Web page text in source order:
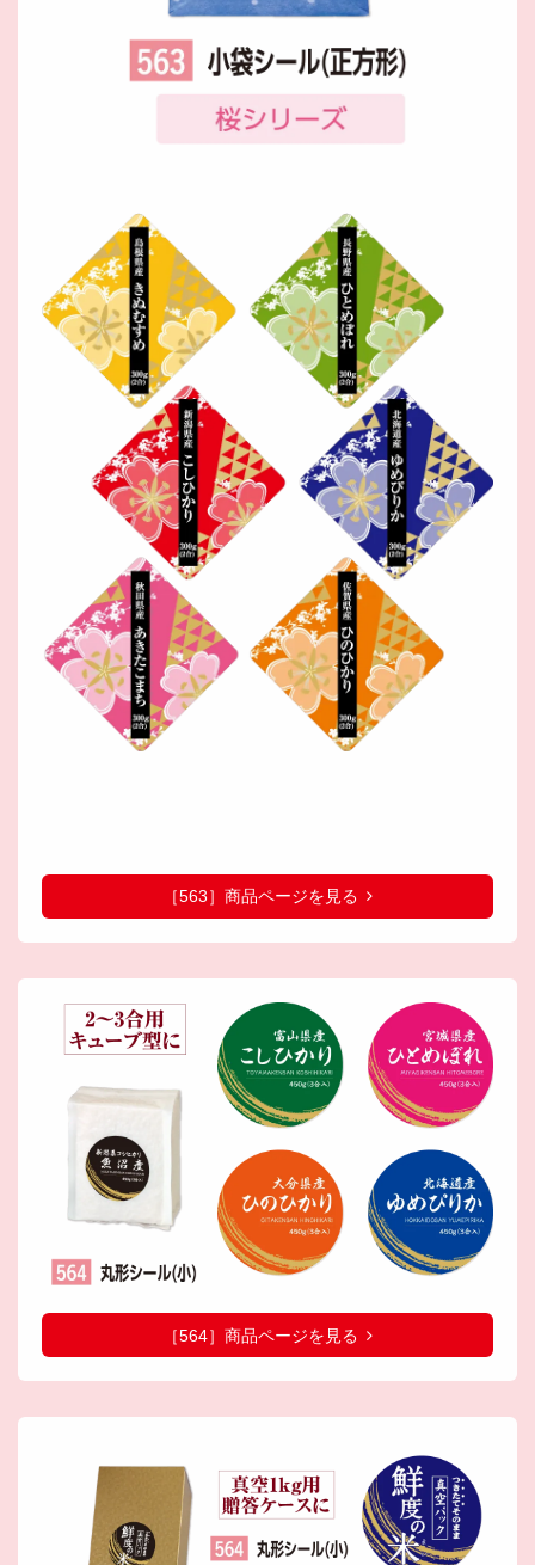
［563］商品ページを見る
［564］商品ページを見る